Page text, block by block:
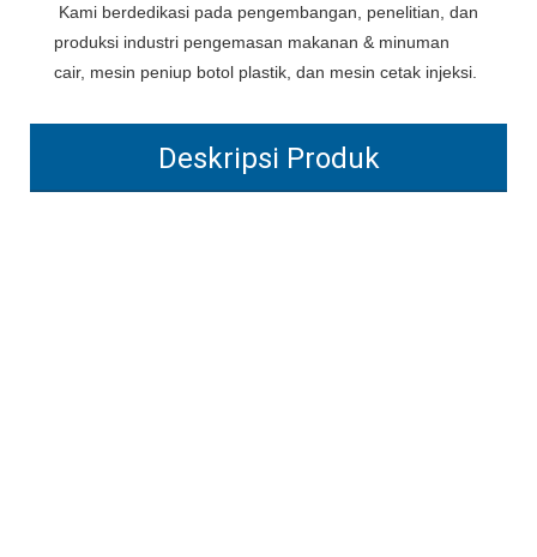
Kami berdedikasi pada pengembangan, penelitian, dan
produksi industri pengemasan makanan & minuman
cair, mesin peniup botol plastik, dan mesin cetak injeksi.
Deskripsi Produk